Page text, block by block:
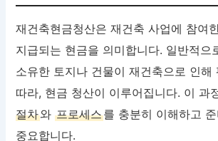
재건축현금청산은 재건축 사업에 참여
지급되는 현금을 의미합니다. 일반적으
소유한 토지나 건물이 재건축으로 인해
따라, 현금 청산이 이루어집니다. 이 과
절차와프로세스를 충분히 이해하고
중요합니다.